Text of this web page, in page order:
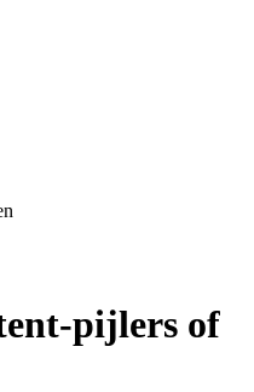
pijlers of